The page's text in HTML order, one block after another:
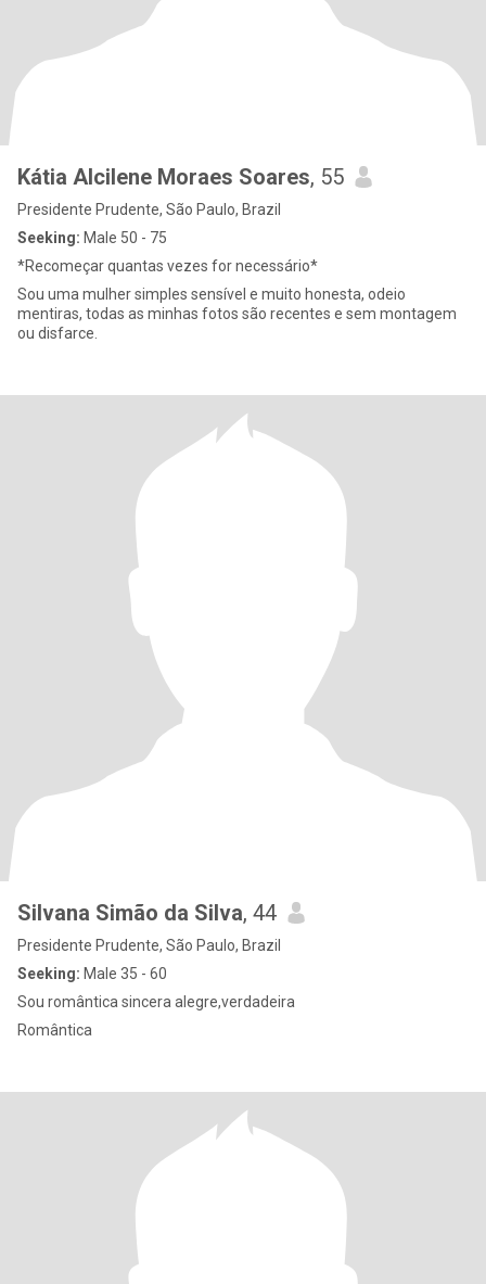
Kátia Alcilene Moraes Soares, 55
Presidente Prudente, São Paulo, Brazil
Seeking: Male 50 - 75
*Recomeçar quantas vezes for necessário*
Sou uma mulher simples sensível e muito honesta, odeio
mentiras, todas as minhas fotos são recentes e sem montagem
ou disfarce.
Silvana Simão da Silva, 44
Presidente Prudente, São Paulo, Brazil
Seeking: Male 35 - 60
Sou romântica sincera alegre,verdadeira
Romântica